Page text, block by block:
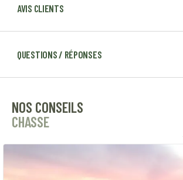
AVIS CLIENTS
QUESTIONS / RÉPONSES
NOS CONSEILS
CHASSE